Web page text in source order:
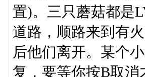
置)。三只蘑菇都是
道路，顺路来到有
后他们离开。某个
复，要等你按B取